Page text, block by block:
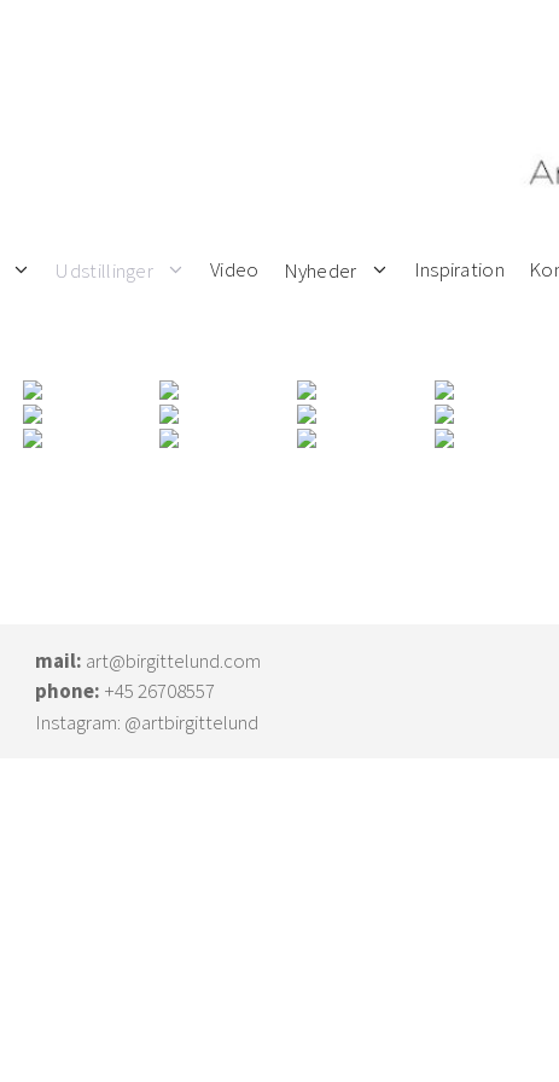
Udstillinger Video Nyheder Inspiration
mail: art@birgittelund.com
phone: +45 26708557
Instagram: @artbirgittelund